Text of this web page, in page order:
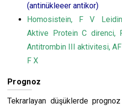
(antinükleeer antikor)
Homosistein, F V
Aktive Protein C direnci,
Antitrombin III aktivitesi,
F X
Prognoz
Tekrarlayan düşüklerde